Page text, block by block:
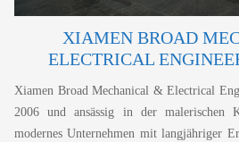
XIAMEN BROAD
ELECTRICAL
Xiamen Broad Mechanical & Electrical
2006 und ansässig in der malerischen
modernes Unternehmen mit langjähriger